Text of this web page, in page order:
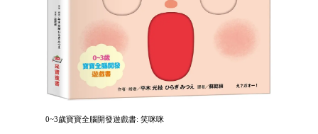
0~3歲寶寶全腦開發遊戲書: 笑咪咪